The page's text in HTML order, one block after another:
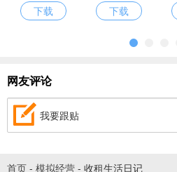
下载
下载
网友评论
我要跟贴
首页 - 模拟经营 - 收租生活日记